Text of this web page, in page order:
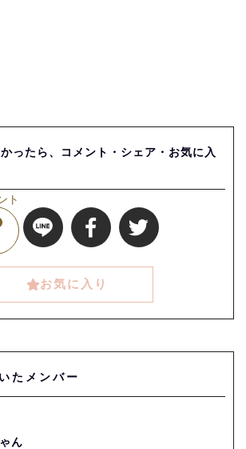
ったら、コメント・シェア・お気に入
ト
お気に入り
たメンバー
ん